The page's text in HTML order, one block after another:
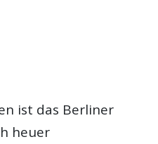
ist das Berliner
heuer